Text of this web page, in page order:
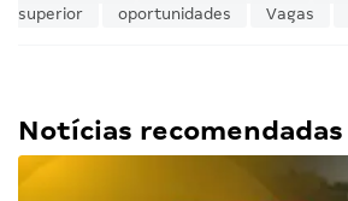
superior
oportunidades Vagas
Notícias recomendadas